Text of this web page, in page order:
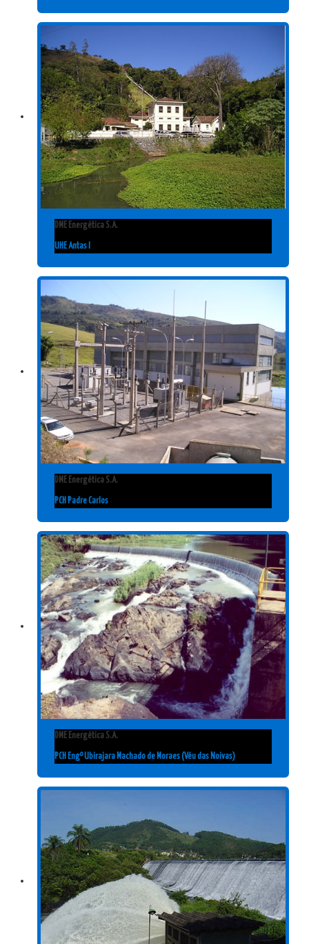
DME Energética S.A.
UHE Antas I
DME Energética S.A.
PCH Padre Carlos
DME Energética S.A.
PCH Engº Ubirajara Machado de Moraes (Véu das Noivas)